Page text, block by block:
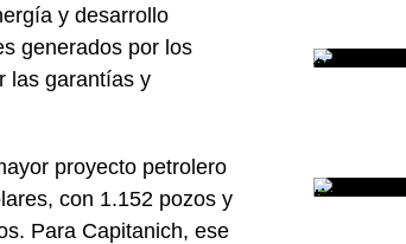
y desarrollo
generados por los
las garantías y
proyecto petrolero
con 1.152 pozos y
Para Capitanich, ese